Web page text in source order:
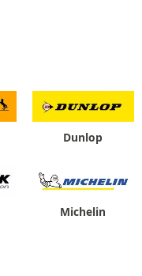
Dunlop
Michelin